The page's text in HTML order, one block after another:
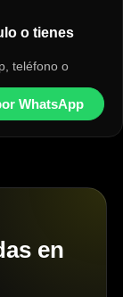
o tienes
teléfono o
WhatsApp
en